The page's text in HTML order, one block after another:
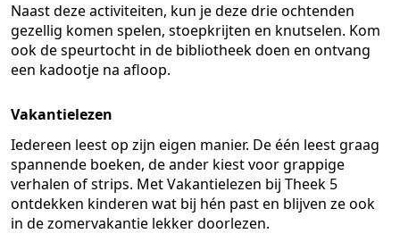
Naast deze activiteiten, kun je deze drie ochtenden
gezellig komen spelen, stoepkrijten en knutselen. Kom
ook de speurtocht in de bibliotheek doen en ontvang
een kadootje na afloop.
Vakantielezen
Iedereen leest op zijn eigen manier. De één leest graag
spannende boeken, de ander kiest voor grappige
verhalen of strips. Met Vakantielezen bij Theek 5
ontdekken kinderen wat bij hén past en blijven ze ook
in de zomervakantie lekker doorlezen.